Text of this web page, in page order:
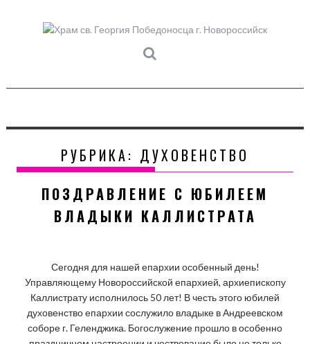
content
РУБРИКА: ДУХОВЕНСТВО
ПОЗДРАВЛЕНИЕ С ЮБИЛЕЕМ
ВЛАДЫКИ КАЛЛИСТРАТА
Сегодня для нашей епархии особенный день!
Управляющему Новороссийской епархией, архиепископу
Каллистрату исполнилось 50 лет! В честь этого юбилей
духовенство епархии сослужило владыке в Андреевском
соборе г. Геленджика. Богослужение прошло в особенно